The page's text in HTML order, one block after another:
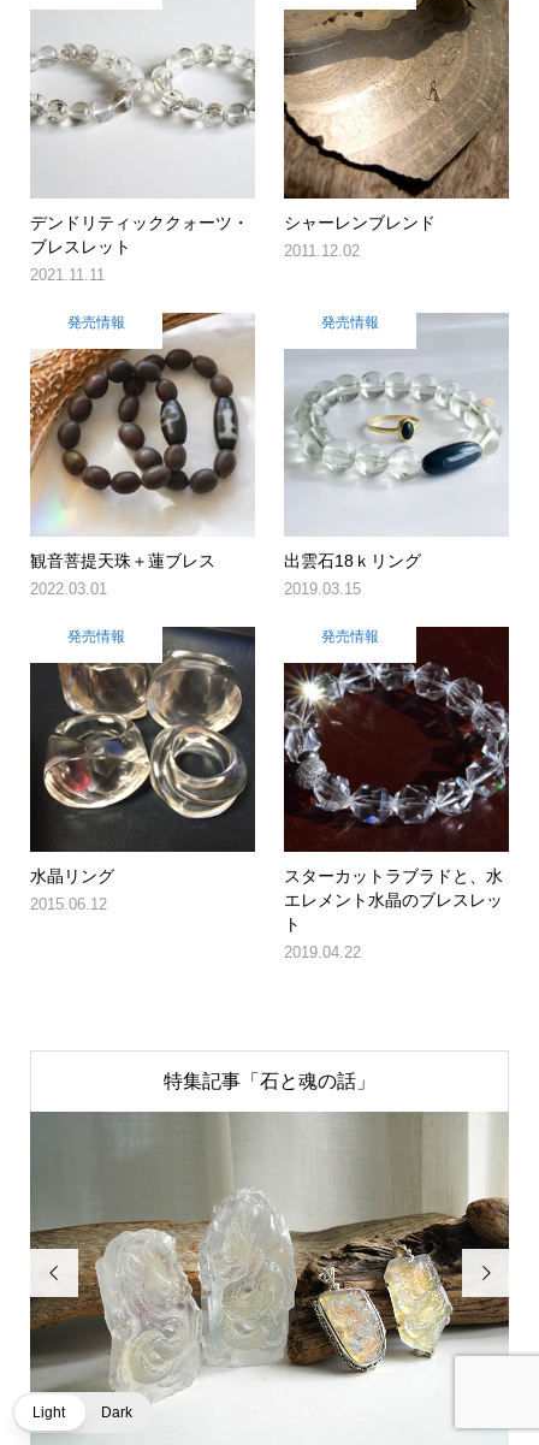
デンドリティッククォーツ・
ブレスレット
2021.11.11
シャーレンブレンド
2011.12.02
発売情報
観音菩提天珠＋蓮ブレス
2022.03.01
発売情報
出雲石18ｋリング
2019.03.15
発売情報
水晶リング
2015.06.12
発売情報
スターカットラブラドと、水
エレメント水晶のブレスレッ
ト
2019.04.22
特集記事「石と魂の話」
 
Light Dark